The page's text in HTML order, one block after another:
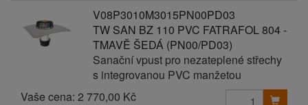
V08P3010M3015PN00PD03
TW SAN BZ 110 PVC FATRAFOL 804 -
TMAVĚ ŠEDÁ (PN00/PD03)
Sanační vpust pro nezateplené střechy
s integrovanou PVC manžetou
Vaše cena: 2 770,00 Kč